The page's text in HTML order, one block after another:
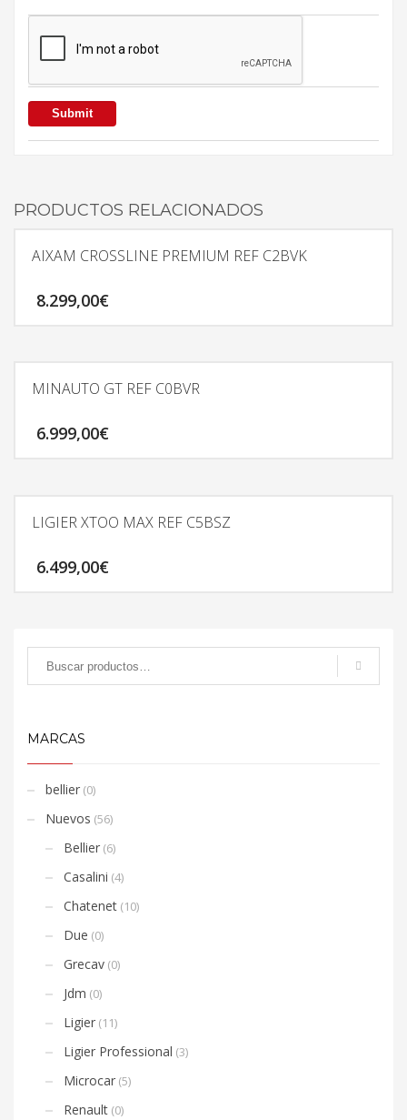
PRODUCTOS RELACIONADOS
AIXAM CROSSLINE PREMIUM REF C2BVK
8.299,00€
MINAUTO GT REF C0BVR
6.999,00€
LIGIER XTOO MAX REF C5BSZ
6.499,00€
MARCAS
bellier (0)
Nuevos (56)
Bellier (6)
Casalini (4)
Chatenet (10)
Due (0)
Grecav (0)
Jdm (0)
Ligier (11)
Ligier Professional (3)
Microcar (5)
Renault (0)